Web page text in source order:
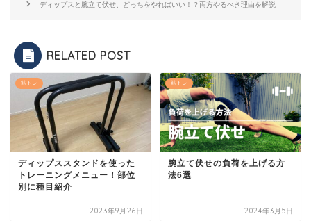
ディップスと腕立て伏せ、どっちをやればいい！？両方やるべき理由を解説
RELATED POST
筋トレ
ディップススタンドを使った
トレーニングメニュー！部位
別に種目紹介
2023年9月26日
筋トレ
腕立て伏せの負荷を上げる方
法6選
2024年3月5日